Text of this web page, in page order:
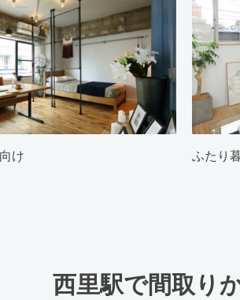
け ふたり
西里駅で間取り